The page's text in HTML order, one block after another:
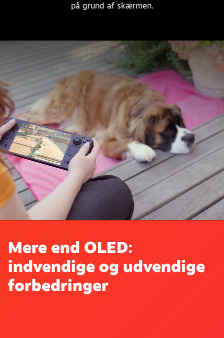
på grund af skærmen.
Mere end OLED:
indvendige og udvendige
forbedringer